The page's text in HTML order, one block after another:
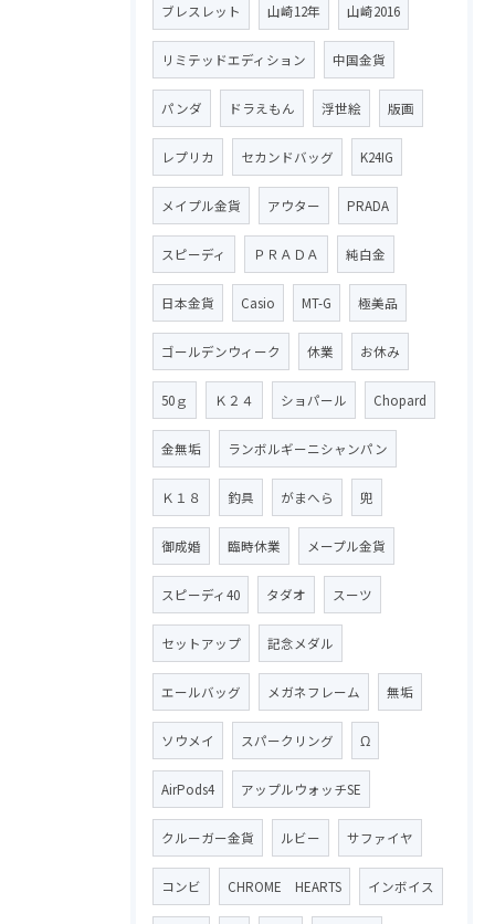
ブレスレット 山崎12年 山崎2016
リミテッドエディション 中国金貨
パンダ ドラえもん 浮世絵 版画
レプリカ セカンドバッグ K24IG
メイプル金貨 アウター PRADA
スピーディ ＰＲＡＤＡ 純白金
日本金貨 Casio MT-G 極美品
ゴールデンウィーク 休業 お休み
50ｇ Ｋ２４ ショパール Chopard
金無垢 ランボルギーニシャンパン
Ｋ１８ 釣具 がまへら 兜
御成婚 臨時休業 メープル金貨
スピーディ40 タダオ スーツ
セットアップ 記念メダル
エールバッグ メガネフレーム 無垢
ソウメイ スパークリング Ω
AirPods4 アップルウォッチSE
クルーガー金貨 ルビー サファイヤ
コンビ CHROME HEARTS インボイス